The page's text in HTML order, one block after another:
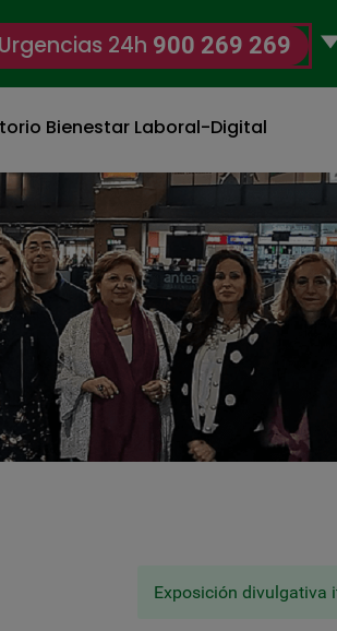
Urgencias 24h 900 269 269
Bienestar Laboral-Digital